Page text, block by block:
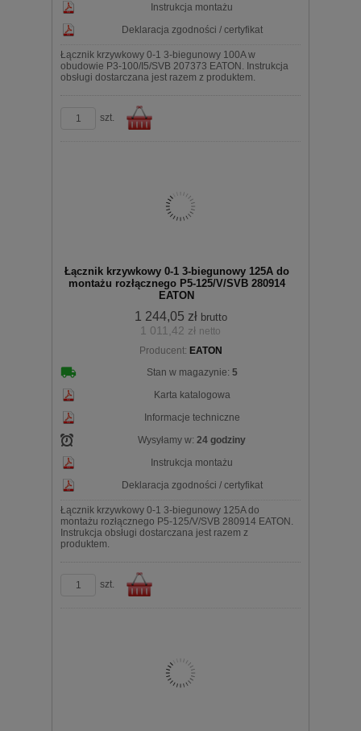
Instrukcja montażu
Deklaracja zgodności / certyfikat
Łącznik krzywkowy 0-1 3-biegunowy 100A w
obudowie P3-100/I5/SVB 207373 EATON. Instrukcja
obsługi dostarczana jest razem z produktem.
szt.
koszyka
Łącznik krzywkowy 0-1 3-biegunowy 125A do
montażu rozłącznego P5-125/V/SVB 280914
EATON
1 244,05 zł brutto
1 011,42 zł netto
Producent: EATON
Stan w magazynie: 5
Karta katalogowa
Informacje techniczne
Wysyłamy w: 24 godziny
Instrukcja montażu
Deklaracja zgodności / certyfikat
Łącznik krzywkowy 0-1 3-biegunowy 125A do
montażu rozłącznego P5-125/V/SVB 280914 EATON.
Instrukcja obsługi dostarczana jest razem z
produktem.
szt.